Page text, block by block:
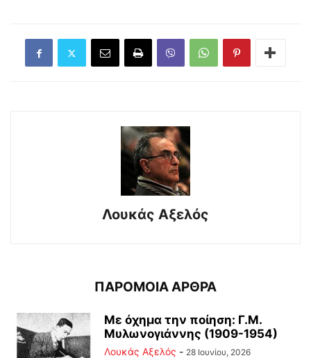
Λουκάς Αξελός
ΠΑΡΟΜΟΙΑ ΑΡΘΡΑ
Με όχημα την ποίηση: Γ.Μ.
Μυλωνογιάννης (1909-1954)
Λουκάς Αξελός - 28 Ιουνίου, 2026